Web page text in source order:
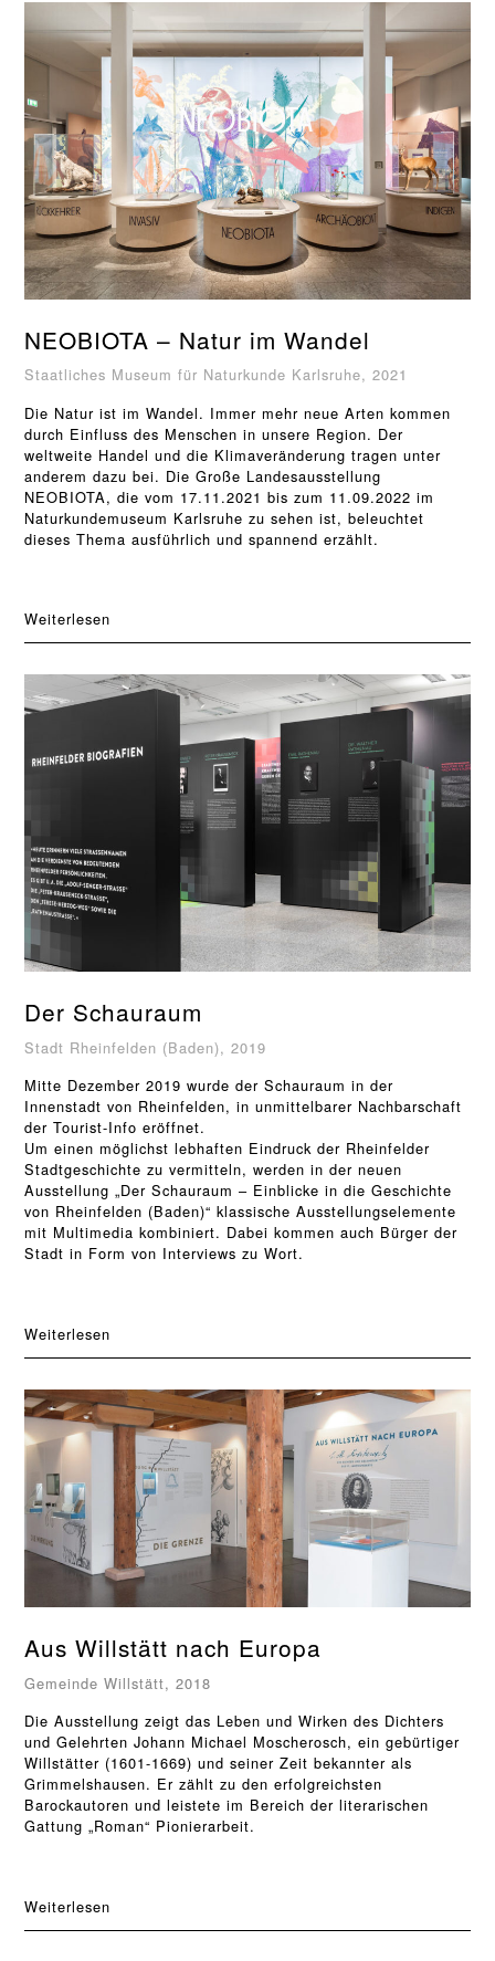
NEOBIOTA – Natur im Wandel
Staatliches Museum für Naturkunde Karlsruhe, 2021
Die Natur ist im Wandel. Immer mehr neue Arten kommen
durch Einfluss des Menschen in unsere Region. Der
weltweite Handel und die Klimaveränderung tragen unter
anderem dazu bei. Die Große Landesausstellung
NEOBIOTA, die vom 17.11.2021 bis zum 11.09.2022 im
Naturkundemuseum Karlsruhe zu sehen ist, beleuchtet
dieses Thema ausführlich und spannend erzählt.
Weiterlesen
Der Schauraum
Stadt Rheinfelden (Baden), 2019
Mitte Dezember 2019 wurde der Schauraum in der
Innenstadt von Rheinfelden, in unmittelbarer Nachbarschaft
der Tourist-Info eröffnet.
Um einen möglichst lebhaften Eindruck der Rheinfelder
Stadtgeschichte zu vermitteln, werden in der neuen
Ausstellung „Der Schauraum – Einblicke in die Geschichte
von Rheinfelden (Baden)“ klassische Ausstellungselemente
mit Multimedia kombiniert. Dabei kommen auch Bürger der
Stadt in Form von Interviews zu Wort.
Weiterlesen
Aus Willstätt nach Europa
Gemeinde Willstätt, 2018
Die Ausstellung zeigt das Leben und Wirken des Dichters
und Gelehrten Johann Michael Moscherosch, ein gebürtiger
Willstätter (1601-1669) und seiner Zeit bekannter als
Grimmelshausen. Er zählt zu den erfolgreichsten
Barockautoren und leistete im Bereich der literarischen
Gattung „Roman“ Pionierarbeit.
Weiterlesen